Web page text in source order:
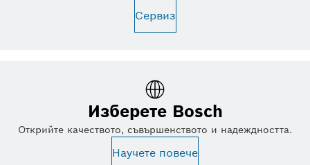
Сервиз
Изберете Bosch
Открийте качеството, съвършенството и надеждността.
Научете повече